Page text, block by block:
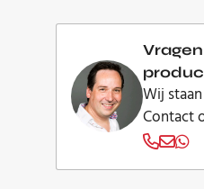
set
meter
aantal
Wij
Contact